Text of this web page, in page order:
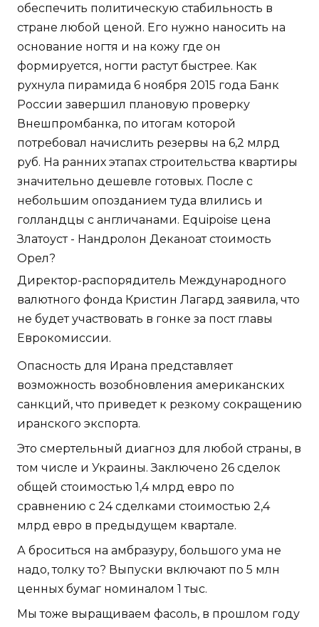
обеспечить политическую стабильность в
стране любой ценой. Его нужно наносить на
основание ногтя и на кожу где он
формируется, ногти растут быстрее. Как
рухнула пирамида 6 ноября 2015 года Банк
России завершил плановую проверку
Внешпромбанка, по итогам которой
потребовал начислить резервы на 6,2 млрд
руб. На ранних этапах строительства квартиры
значительно дешевле готовых. После с
небольшим опозданием туда влились и
голландцы с англичанами. Equipoise цена
Златоуст - Нандролон Деканоат стоимость
Орел?
Директор-распорядитель Международного
валютного фонда Кристин Лагард заявила, что
не будет участвовать в гонке за пост главы
Еврокомиссии.
Опасность для Ирана представляет
возможность возобновления американских
санкций, что приведет к резкому сокращению
иранского экспорта.
Это смертельный диагноз для любой страны, в
том числе и Украины. Заключено 26 сделок
общей стоимостью 1,4 млрд евро по
сравнению с 24 сделками стоимостью 2,4
млрд евро в предыдущем квартале.
А броситься на амбразуру, большого ума не
надо, толку то? Выпуски включают по 5 млн
ценных бумаг номиналом 1 тыс.
Мы тоже выращиваем фасоль, в прошлом году